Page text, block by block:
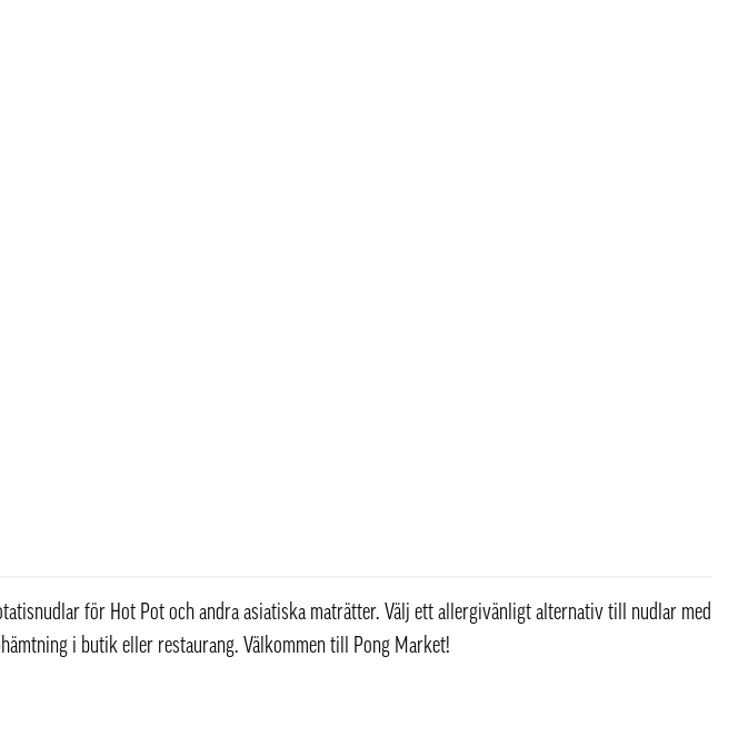
för Hot Pot och andra asiatiska maträtter. Välj ett allergivänligt alternativ till nudlar med
i butik eller restaurang. Välkommen till Pong Market!